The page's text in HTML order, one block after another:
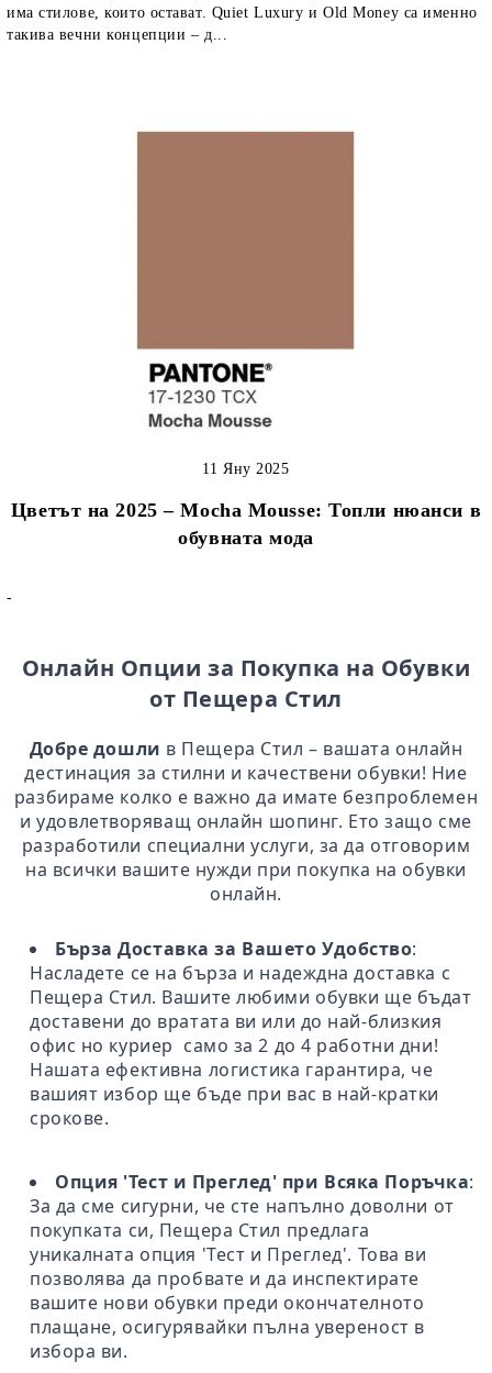
има стилове, които остават. Quiet Luxury и Old Money са именно
такива вечни концепции – д...
Цветът на 2025 – Mocha Mousse: Топли нюанси в
обувната мода
11 Яну 2025
-
Онлайн Опции за Покупка на Обувки
от Пещера Стил
Добре дошли в Пещера Стил – вашата онлайн
дестинация за стилни и качествени обувки! Ние
разбираме колко е важно да имате безпроблемен
и удовлетворяващ онлайн шопинг. Ето защо сме
разработили специални услуги, за да отговорим
на всички вашите нужди при покупка на обувки
онлайн.
Бърза Доставка за Вашето Удобство:
Насладете се на бърза и надеждна доставка с
Пещера Стил. Вашите любими обувки ще бъдат
доставени до вратата ви или до най-близкия
офис но куриер само за 2 до 4 работни дни!
Нашата ефективна логистика гарантира, че
вашият избор ще бъде при вас в най-кратки
срокове.
Опция 'Тест и Преглед' при Всяка Поръчка:
За да сме сигурни, че сте напълно доволни от
покупката си, Пещера Стил предлага
уникалната опция 'Тест и Преглед'. Това ви
позволява да пробвате и да инспектирате
вашите нови обувки преди окончателното
плащане, осигурявайки пълна увереност в
избора ви.